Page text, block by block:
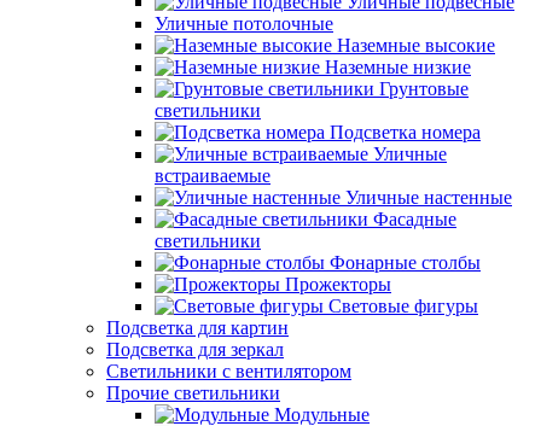
Уличные потолочные
Наземные высокие
Наземные низкие
Грунтовые
светильники
Подсветка номера
Уличные
встраиваемые
Уличные настенные
Фасадные
светильники
Фонарные столбы
Прожекторы
Световые фигуры
Подсветка для картин
Подсветка для зеркал
Светильники с вентилятором
Прочие светильники
Модульные